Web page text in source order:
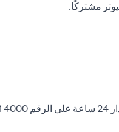
مشتركًا.